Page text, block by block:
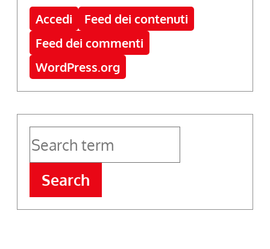
Accedi
Feed dei contenuti
Feed dei commenti
WordPress.org
Search